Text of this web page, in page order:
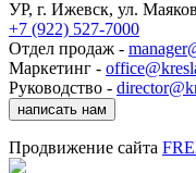
УР, г. Ижевск, ул.
+7 (922) 527-7000
Отдел продаж -
Маркетинг -
Руководство -
написать нам
Продвижение сайта